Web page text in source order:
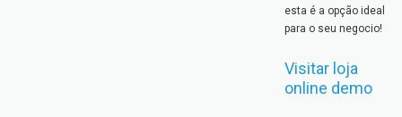
esta é a opção ideal
para o seu negocio!
Visitar loja
online demo